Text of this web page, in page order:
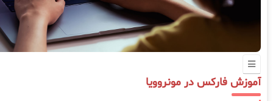
آموزش فارکس در مونروویا